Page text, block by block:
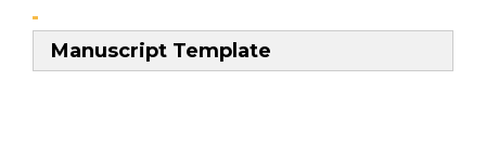
Manuscript Template